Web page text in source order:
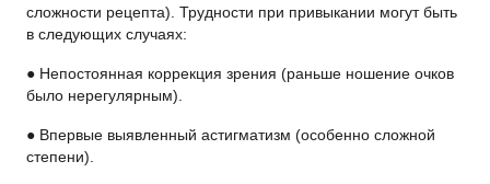
сложности рецепта). Трудности при привыкании могут быть
в следующих случаях:
● Непостоянная коррекция зрения (раньше ношение очков
было нерегулярным).
● Впервые выявленный астигматизм (особенно сложной
степени).